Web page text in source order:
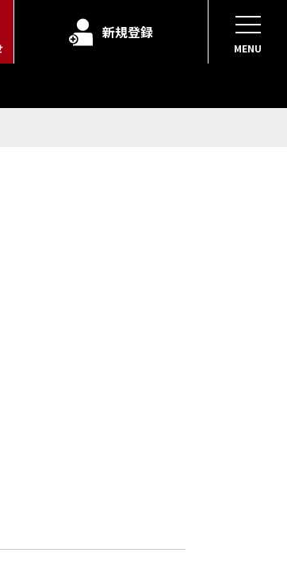
新規登録
MENU